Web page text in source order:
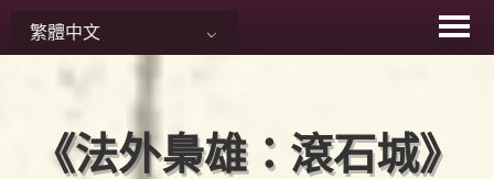
繁體中文
《法外梟雄：滾石城》